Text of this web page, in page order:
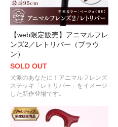
【web限定販売】アニマルフレ
ンズ2／レトリバー（ブラウ
ン）
SOLD OUT
犬派のあなたに！アニマルフレンズ
ステッキ「レトリバー」をイメージ
した新作登場です。